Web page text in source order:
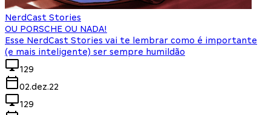
NerdCast Stories
OU PORSCHE OU NADA!
Esse NerdCast Stories vai te lembrar como é importante
(e mais inteligente) ser sempre humildão
129
02.dez.22
129